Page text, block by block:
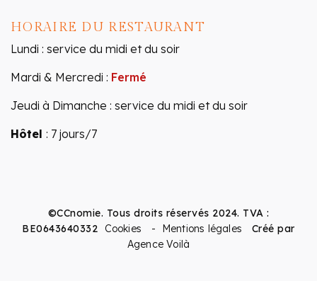
HORAIRE DU RESTAURANT
Lundi : service du midi et du soir
Mardi & Mercredi : Fermé
Jeudi à Dimanche : service du midi et du soir
Hôtel : 7 jours/7
©CCnomie. Tous droits réservés 2024. TVA :
BE0643640332 Cookies - Mentions légales
Créé par
Agence Voilà